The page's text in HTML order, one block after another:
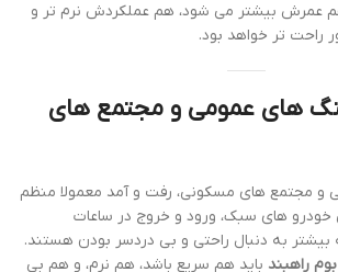
عمرش بیشتر می شود، هم عملکردش نرم تر و
راحت تر خواهد بود.
های عمومی و مجتمع های
و مجتمع های مسکونی، رفت و آمد معمولا منظم
خودرو های سبک، ورود و خروج در ساعات
بیشتر به دنبال راحتی و بی دردسر بودن هستند.
بوم راهبند باید هم سریع باشد، هم نرم، و هم بی